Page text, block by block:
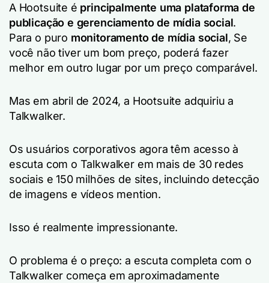
A Hootsuite é principalmente uma plataforma de
publicação e gerenciamento de mídia social.
Para o puro monitoramento de mídia social, Se
você não tiver um bom preço, poderá fazer
melhor em outro lugar por um preço comparável.
Mas em abril de 2024, a Hootsuite adquiriu a
Talkwalker.
Os usuários corporativos agora têm acesso à
escuta com o Talkwalker em mais de 30 redes
sociais e 150 milhões de sites, incluindo detecção
de imagens e vídeos mention.
Isso é realmente impressionante.
O problema é o preço: a escuta completa com o
Talkwalker começa em aproximadamente